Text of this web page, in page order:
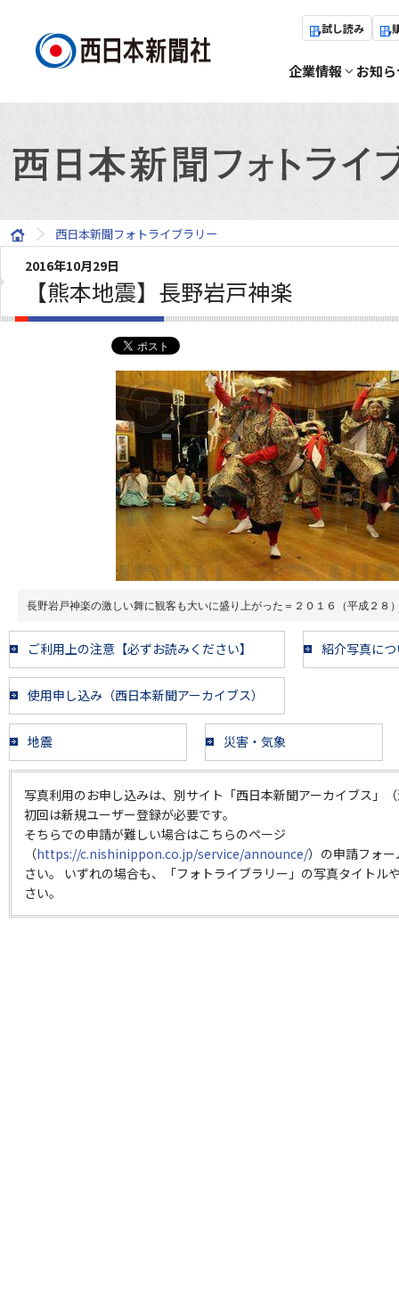
試し読み
企業情報 お知
西日本新聞フォトライブラリー
2016年10月29日
【熊本地震】長野岩戸神楽
長野岩戸神楽の激しい舞に観客も大いに盛り上がった＝２０１６（平成２８
ご利用上の注意【必ずお読みください】 紹介写真に
使用申し込み（西日本新聞アーカイブス）
地震 災害・気象
写真利用のお申し込みは、別サイト「西日本新聞アーカイブス」
初回は新規ユーザー登録が必要です。
そちらでの申請が難しい場合はこちらのページ
（https://c.nishinippon.co.jp/service/announce/）の申請フォ
さい。 いずれの場合も、「フォトライブラリー」の写真タイトル
さい。